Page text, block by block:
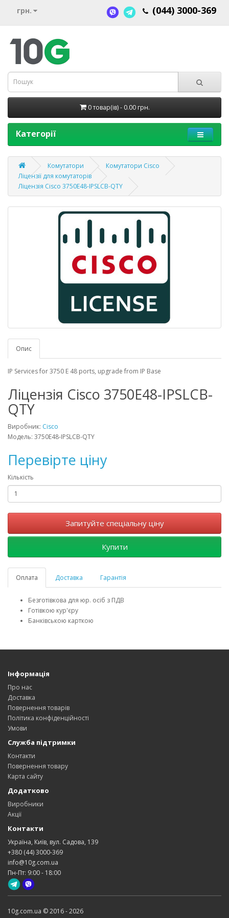
грн. (044) 3000-369
0 товар(ів) - 0.00 грн.
Категорії
Комутатори
Комутатори Cisco
Ліцензії для комутаторів
Ліцензія Cisco 3750E48-IPSLCB-QTY
Опис
IP Services for 3750 E 48 ports, upgrade from IP Base
Ліцензія Cisco 3750E48-IPSLCB-
QTY
Виробник: Cisco
Модель: 3750E48-IPSLCB-QTY
Перевірте ціну
Кількість
Запитуйте спеціальну ціну
Купити
Оплата Доставка Гарантія
Безготівкова для юр. осіб з ПДВ
Готівкою кур'єру
Банківською карткою
Інформація
Про нас
Доставка
Повернення товарів
Політика конфіденційності
Умови
Служба підтримки
Контакти
Повернення товару
Карта сайту
Додатково
Виробники
Акції
Контакти
Україна, Київ, вул. Садова, 139
+380 (44) 3000-369
info@10g.com.ua
Пн-Пт: 9:00 - 18:00
10g.com.ua © 2016 - 2026